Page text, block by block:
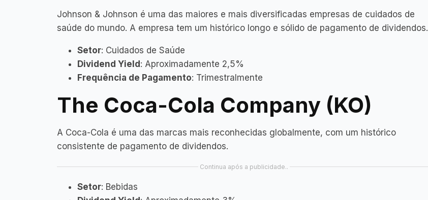
Johnson & Johnson é uma das maiores e mais diversificadas empresas de cuidados de
saúde do mundo. A empresa tem um histórico longo e sólido de pagamento de dividendos.
Setor: Cuidados de Saúde
Dividend Yield : Aproximadamente 2,5%
Frequência de Pagamento: Trimestralmente
The Coca-Cola Company (KO)
A Coca-Cola é uma das marcas mais reconhecidas globalmente, com um histórico
consistente de pagamento de dividendos.
Continua após a publicidade..
Setor: Bebidas